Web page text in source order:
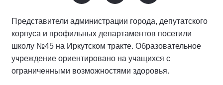
Представители администрации города, депутатского
корпуса и профильных департаментов посетили
школу №45 на Иркутском тракте. Образовательное
учреждение ориентировано на учащихся с
ограниченными возможностями здоровья.